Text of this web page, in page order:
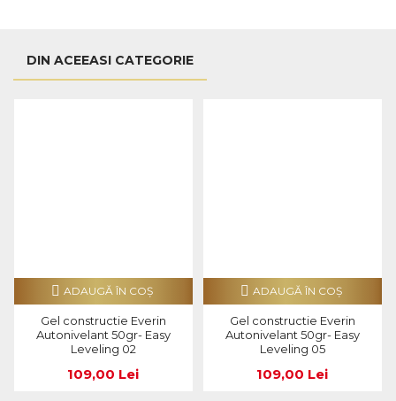
DIN ACEEASI CATEGORIE
Gel constructie Everin
Autonivelant 50gr- Easy
Leveling 02
109,00 Lei
ADAUGĂ ÎN COŞ
Gel constructie Everin
Autonivelant 50gr- Easy
Leveling 05
109,00 Lei
ADAUGĂ ÎN COŞ